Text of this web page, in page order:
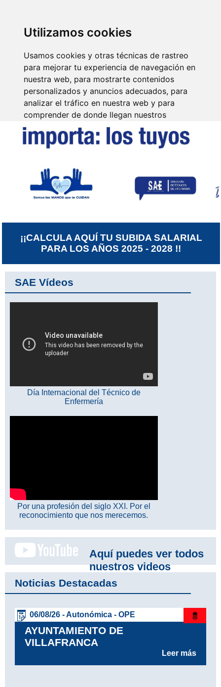
Utilizamos cookies
Usamos cookies y otras técnicas de rastreo
para mejorar tu experiencia de navegación en
nuestra web, para mostrarte contenidos
personalizados y anuncios adecuados, para
analizar el tráfico en nuestra web y para
comprender de donde llegan nuestros
visitantes.
Configurar
¡¡CALCULA AQUÍ TU SUBIDA SALARIAL
PARA LOS AÑOS 2025 - 2028 !!
SAE Vídeos
Día Internacional del Técnico de
Enfermería
Por una profesión del siglo XXI. Por el
reconocimiento que nos merecemos.
Aquí puedes ver todos
nuestros videos
Noticias Destacadas
06/08/26 - Autonómica - OPE
AYUNTAMIENTO DE
VILLAFRANCA
Leer más